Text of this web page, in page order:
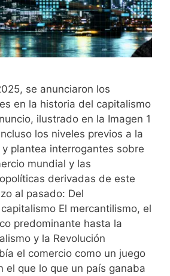
se anunciaron los
en la historia del capitalismo
ilustrado en la Imagen 1
los niveles previos a la
plantea interrogantes sobre
mundial y las
derivadas de este
al pasado: Del
El mercantilismo, el
predominante hasta la
y la Revolución
el comercio como un juego
el que lo que un país ganaba